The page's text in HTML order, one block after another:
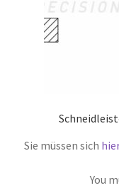
Sie müssen sich
You